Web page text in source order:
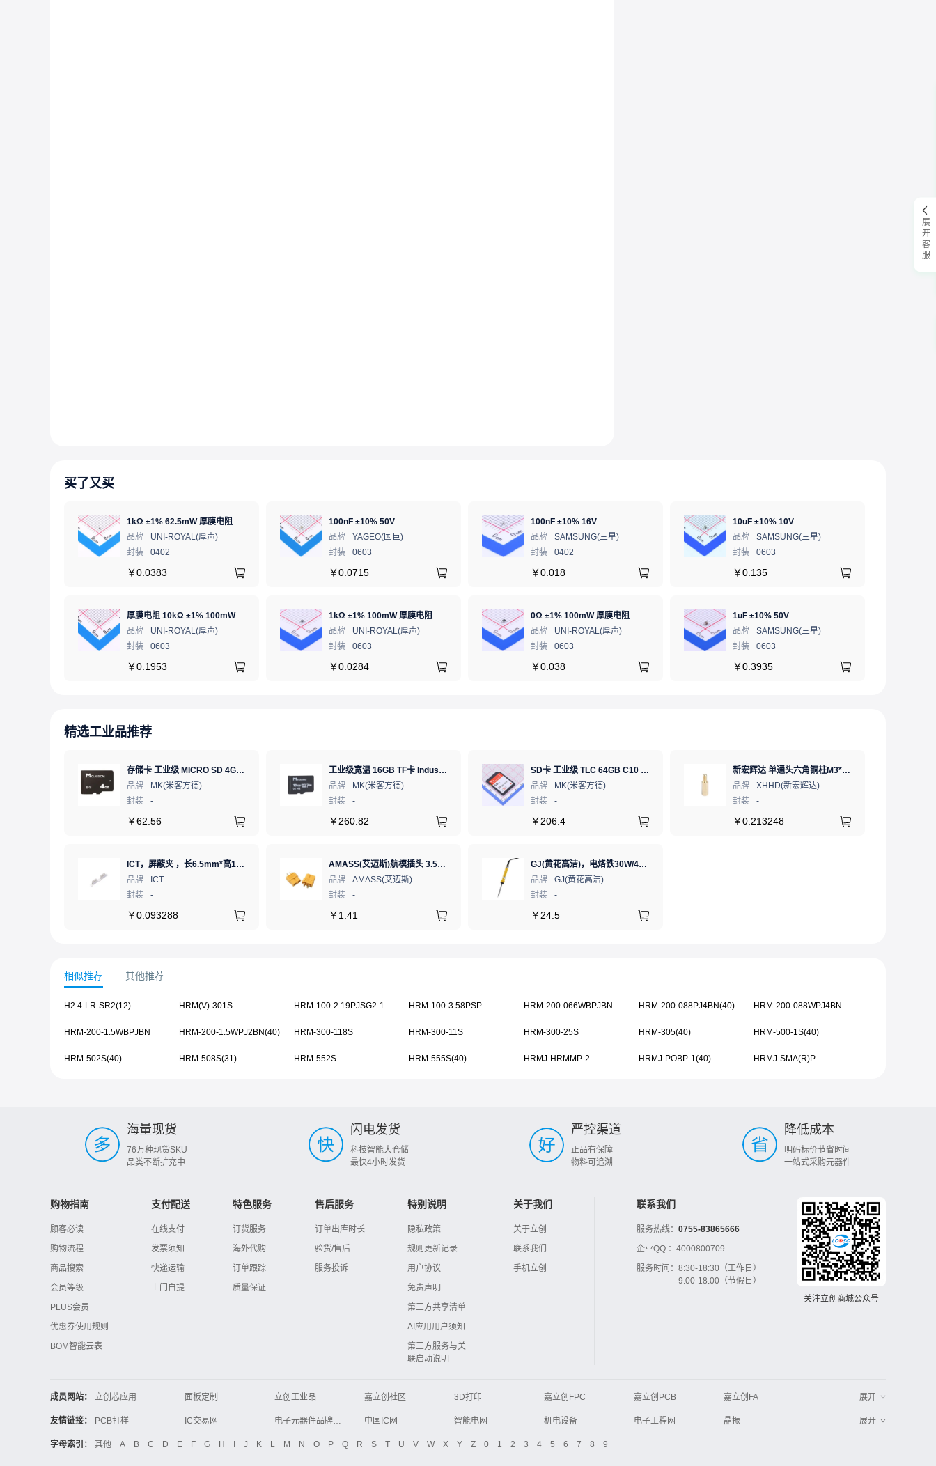
买了又买
1kΩ ±1% 62.5mW 厚膜电阻
品牌
UNI-ROYAL(厚声)
封装
0402
￥0.0383
100nF ±10% 50V
品牌
YAGEO(国巨)
封装
0603
￥0.0715
100nF ±10% 16V
品牌
SAMSUNG(三星)
封装
0402
￥0.018
10uF ±10% 10V
品牌
SAMSUNG(三星)
封装
0603
￥0.135
厚膜电阻 10kΩ ±1% 100mW
品牌
UNI-ROYAL(厚声)
封装
0603
￥0.1953
1kΩ ±1% 100mW 厚膜电阻
品牌
UNI-ROYAL(厚声)
封装
0603
￥0.0284
0Ω ±1% 100mW 厚膜电阻
品牌
UNI-ROYAL(厚声)
封装
0603
￥0.038
1uF ±10% 50V
品牌
SAMSUNG(三星)
封装
0603
￥0.3935
精选工业品推荐
存储卡 工业级 MICRO SD 4GB TF卡 Classical
品牌
MK(米客方德)
封装
-
￥62.56
工业级宽温 16GB TF卡 Industrial WT pSLC 存储卡 MICRO SD LDPC纠错 PE 30K 无人机、行车记录仪、安防监控适配
品牌
MK(米客方德)
封装
-
￥ 260.82
SD卡 工业级 TLC 64GB C10 U3 V30 A2 SDXC LDPC纠错 PE 3K 无人机、行车记录仪、安防监控适配
品牌
MK(米客方德)
封装
-
￥ 206.4
新宏辉达 单通头六角铜柱M3*11+6 PCBA主板隔离螺柱
品牌
XHHD(新宏辉达)
封装
-
￥0.213248
ICT，屏蔽夹 ，长6.5mm*高1.21mm，ICSRC6508SFR
品牌
ICT
封装
-
￥0.093288
AMASS(艾迈斯)航模插头 3.5mm镀金香蕉头 母头XT60-F.G.Y
品牌
AMASS(艾迈斯)
封装
-
￥ 1.41
GJ(黄花高洁)，电烙铁30W/40W/60W锡焊电烙铁焊接工具电焊笔手机电子维修（内热35W），NO.435(35W)
品牌
GJ(黄花高洁)
封装
-
￥ 24.5
相似推荐 其他推荐
H2.4-LR-SR2(12) HRM(V)-301S HRM-100-2.19PJSG2-1 HRM-100-3.58PSP HRM-200-066WBPJBN HRM-200-088PJ4BN(40) HRM-200-088WPJ4BN
HRM-200-1.5WBPJBN HRM-200-1.5WPJ2BN(40) HRM-300-118S HRM-300-11S HRM-300-25S HRM-305(40) HRM-500-1S(40)
HRM-502S(40) HRM-508S(31) HRM-552S HRM-555S(40) HRMJ-HRMMP-2 HRMJ-POBP-1(40) HRMJ-SMA(R)P
海量现货
76万种现货SKU
品类不断扩充中
闪电发货
科技智能大仓储
最快4小时发货
严控渠道
正品有保障
物料可追溯
降低成本
明码标价节省时间
一站式采购元器件
购物指南
顾客必读
购物流程
商品搜索
会员等级
PLUS会员
优惠券使用规则
BOM智能云表
支付配送
在线支付
发票须知
快递运输
上门自提
特色服务
订货服务
海外代购
订单跟踪
质量保证
售后服务
订单出库时长
验货/售后
服务投诉
特别说明
隐私政策
规则更新记录
用户协议
免责声明
第三方共享清单
AI应用用户须知
第三方服务与关
联启动说明
关于我们
关于立创
联系我们
手机立创
联系我们
服务热线： 0755-83865666
企业QQ ： 4000800709
服务时间： 8:30-18:30（工作日）
9:00-18:00（节假日）
关注立创商城公众号
成员网站： 立创芯应用 面板定制 立创工业品 嘉立创社区 3D打印 嘉立创FPC 嘉立创PCB
嘉立创FA
立创电子设计大赛
立创开源硬件 ZXHPCB
展开
友情链接： PCB打样 IC交易网 电子元器件品牌大全 中国IC网 智能电网 机电设备 电子工程网
晶振
电子技术应用
21icsearch 电子展 液晶屏交易中心 中国包装网 电子元器件查询
展开
字母索引： 其他 A B C D E F G H J K L M N O P Q R S T U V W X Y Z 0 1 2 3 4 5 6 7 8 9
展开客服